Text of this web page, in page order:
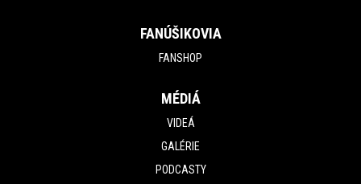
FANÚŠIKOVIA
FANSHOP
MÉDIÁ
VIDEÁ
GALÉRIE
PODCASTY